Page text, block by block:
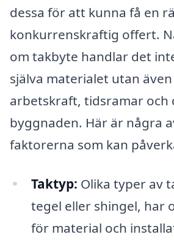
dessa för att kunna få en
konkurrenskraftig offert.
om takbyte handlar det
själva materialet utan
arbetskraft, tidsramar och
byggnaden. Här är några
faktorerna som kan
Taktyp: Olika typer av
tegel eller shingel, har
för material och